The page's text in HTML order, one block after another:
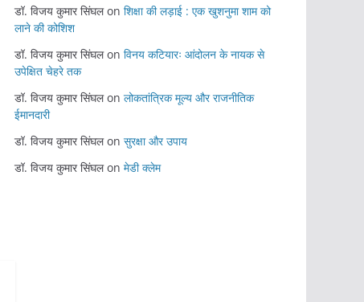
डॉ. विजय कुमार सिंघलon शिक्षा की लड़ाई : एक खुशनुमा शाम को
लाने की कोशिश
डॉ. विजय कुमार सिंघलon विनय कटियारः आंदोलन के नायक से
उपेक्षित चेहरे तक
डॉ. विजय कुमार सिंघलon लोकतांत्रिक मूल्य और राजनीतिक
ईमानदारी
डॉ. विजय कुमार सिंघलon सुरक्षा और उपाय
डॉ. विजय कुमार सिंघलon मेडी क्लेम